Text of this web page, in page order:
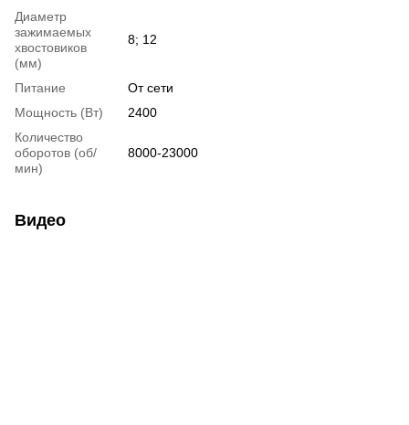
Диаметр
зажимаемых
хвостовиков
(мм)
8; 12
Питание
От сети
Мощность (Вт)
2400
Количество
оборотов (об/
мин)
8000-23000
Видео